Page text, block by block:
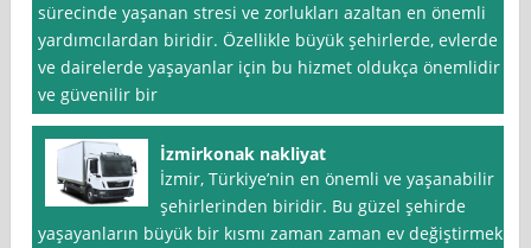
sürecinde yaşanan stresi ve zorlukları azaltan en önemli
yardımcılardan biridir. Özellikle büyük şehirlerde, evlerde
ve dairelerde yaşayanlar için bu hizmet oldukça önemlidir
ve güvenilir bir
İzmirkonak nakliyat
İzmir, Türkiye’nin en önemli ve yaşanabilir
şehirlerinden biridir. Bu güzel şehirde
yaşayanların büyük bir kısmı zaman zaman ev değiştirmek